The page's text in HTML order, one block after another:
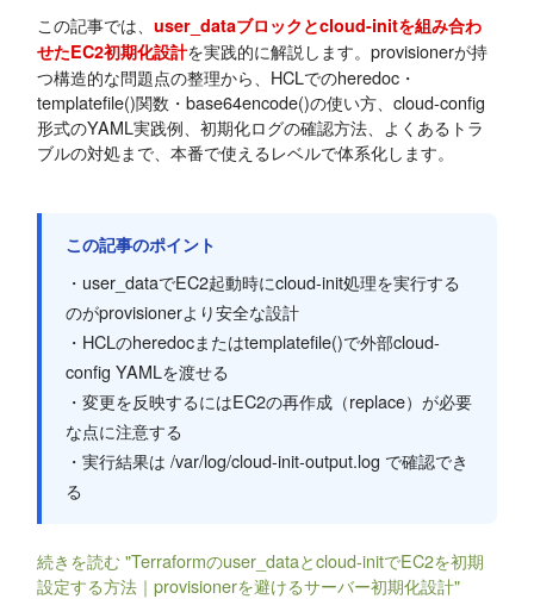
この記事では、user_dataブロックとcloud-initを組み合わ
せたEC2初期化設計を実践的に解説します。provisionerが持
つ構造的な問題点の整理から、HCLでのheredoc・
templatefile()関数・base64encode()の使い方、cloud-config
形式のYAML実践例、初期化ログの確認方法、よくあるトラ
ブルの対処まで、本番で使えるレベルで体系化します。
この記事のポイント
・user_dataでEC2起動時にcloud-init処理を実行する
のがprovisionerより安全な設計
・HCLのheredocまたはtemplatefile()で外部cloud-
config YAMLを渡せる
・変更を反映するにはEC2の再作成（replace）が必要
な点に注意する
・実行結果は /var/log/cloud-init-output.log で確認でき
る
続きを読む "Terraformのuser_dataとcloud-initでEC2を初期
設定する方法｜provisionerを避けるサーバー初期化設計"